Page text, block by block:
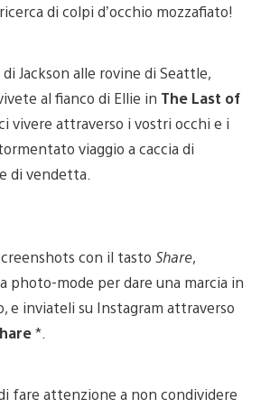
di colpi d’occhio mozzafiato!
Jackson alle rovine di Seattle,
al fianco di Ellie in The Last of
vivere attraverso i vostri occhi e i
viaggio a caccia di
di vendetta.
con il tasto Share,
photo-mode per dare una marcia in
e inviateli su Instagram attraverso
*.
fare attenzione a non condividere